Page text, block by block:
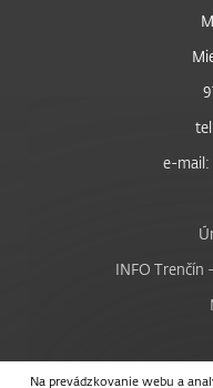
Na prevádzkovanie webu a
e-mail:
INFO Trenčín